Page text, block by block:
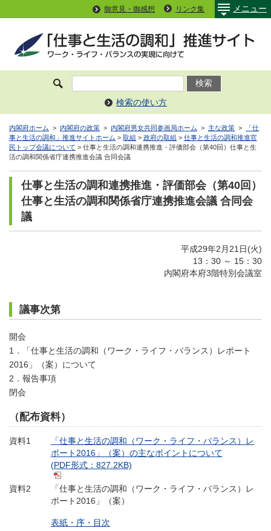
御意見・御感想 リンク集 メニュー
検索の使い方
内閣府ホーム > 内閣府の政策 > 内閣府男女共同参画局ホーム > 主な政策 >
「仕
事と生活の調和」推進サイトホーム > 取組 > 政府の取組 > 仕事と生活の調和推進官
民トップ会議について > 仕事と生活の調和連携推進・評価部会（第40回）仕事と生
活の調和関係省庁連携推進会議 合同会議
仕事と生活の調和連携推進・評価部会（第40回）
仕事と生活の調和関係省庁連携推進会議 合同会
議
平成29年2月21日(火)
13：30 ～ 15：30
内閣府本府3階特別会議室
議事次第
開会
1．「仕事と生活の調和（ワーク・ライフ・バランス）レポート
2016」（案）について
2．報告事項
閉会
（配布資料）
資料1
「仕事と生活の調和（ワーク・ライフ・バランス）レ
ポート2016」（案）の主なポイントについて
(PDF形式：827.2KB)
資料2
「仕事と生活の調和（ワーク・ライフ・バランス）レ
ポート2016」（案）
表紙・序・目次